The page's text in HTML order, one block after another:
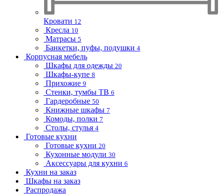
Кровати 12
Кресла 10
Матрасы 5
Банкетки, пуфы, подушки 4
Корпусная мебель
Шкафы для одежды 20
Шкафы-купе 8
Прихожие 9
Стенки, тумбы ТВ 6
Гардеробные 50
Книжные шкафы 7
Комоды, полки 7
Столы, стулья 4
Готовые кухни
Готовые кухни 20
Кухонные модули 30
Аксессуары для кухни 6
Кухни на заказ
Шкафы на заказ
Распродажа